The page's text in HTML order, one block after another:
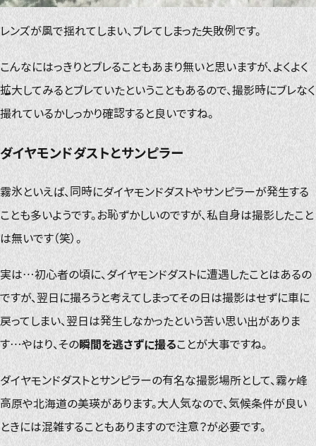
レンズが風で揺れてしまい、ブレてしまった失敗例です。
こんなにはっきりとブレることもあまり無いと思いますが、よくよく
拡大してみるとブレていたということもあるので、撮影時にブレなく
撮れているかしっかり確認すると良いですね。
ダイヤモンドダストとサンピラー
霧氷といえば、同時にダイヤモンドダストやサンピラーが発生する
ことも多いようです。お恥ずかしいのですが、私自身は撮影したこと
は無いです（笑）。
実は…初心者の頃に、ダイヤモンドダストに遭遇したことはあるの
ですが、翌日に撮ろうと考えてしまってその日は撮影はせずに車に
戻ってしまい、翌日は発生しなかったという苦い思い出がありま
す…やはり、その瞬間を逃さずに撮ることが大事ですね。
ダイヤモンドダストとサンピラーの有名な撮影場所として、霧ヶ峰
高原や北海道の美瑛があります。大人気なので、気候条件が良い
ときには混雑することもありますので注意？が必要です。